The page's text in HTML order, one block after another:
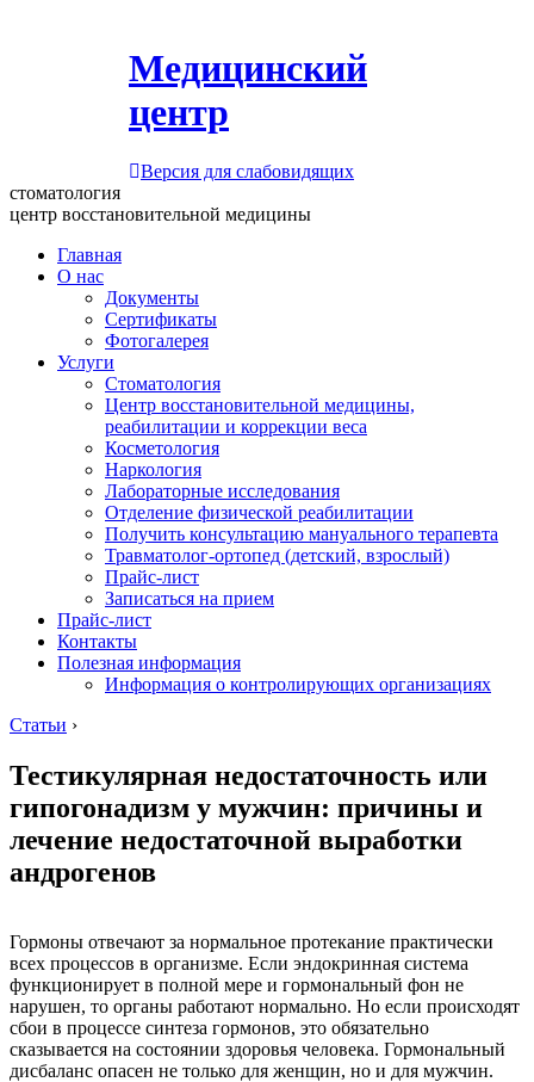
Медицинский
центр
Версия для слабовидящих
стоматология
центр восстановительной медицины
Главная
О нас
Документы
Сертификаты
Фотогалерея
Услуги
Стоматология
Центр восстановительной медицины,
реабилитации и коррекции веса
Косметология
Наркология
Лабораторные исследования
Отделение физической реабилитации
Получить консультацию мануального терапевта
Травматолог-ортопед (детский, взрослый)
Прайс-лист
Записаться на прием
Прайс-лист
Контакты
Полезная информация
Информация о контролирующих организациях
Статьи ›
Тестикулярная недостаточность или
гипогонадизм у мужчин: причины и
лечение недостаточной выработки
андрогенов
Гормоны отвечают за нормальное протекание практически
всех процессов в организме. Если эндокринная система
функционирует в полной мере и гормональный фон не
нарушен, то органы работают нормально. Но если происходят
сбои в процессе синтеза гормонов, это обязательно
сказывается на состоянии здоровья человека. Гормональный
дисбаланс опасен не только для женщин, но и для мужчин.